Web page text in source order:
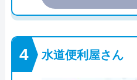
水道便利屋さん